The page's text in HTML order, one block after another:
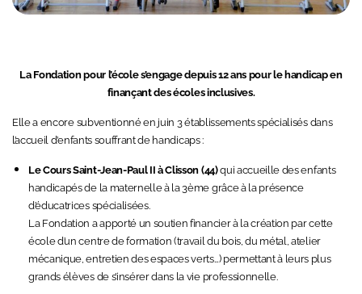
La Fondation pour l’école s’engage depuis 12 ans pour le handicap en
finançant des écoles inclusives.
Elle a encore subventionné en juin 3 établissements spécialisés dans
l’accueil d’enfants souffrant de handicaps :
Le Cours Saint-Jean-Paul II à Clisson (44)qui accueille des enfants
handicapés de la maternelle à la 3ème grâce à la présence
d’éducatrices spécialisées.
La Fondation a apporté un soutien financier à la création par cette
école d’un centre de formation (travail du bois, du métal, atelier
mécanique, entretien des espaces verts…) permettant à leurs plus
grands élèves de s’insérer dans la vie professionnelle.